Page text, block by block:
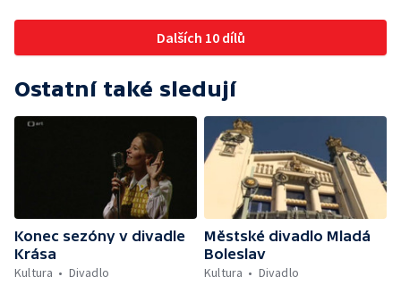
Dalších 10 dílů
Ostatní také sledují
Konec sezóny v divadle
Krása
Kultura
Divadlo
Městské divadlo Mladá
Boleslav
Kultura
Divadlo